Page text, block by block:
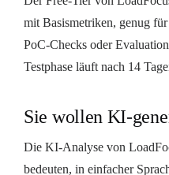
mit Basismetriken, genug
PoC-Checks oder
Testphase läuft nach 14
Sie wollen KI-
Die KI-Analyse von
bedeuten, in einfacher